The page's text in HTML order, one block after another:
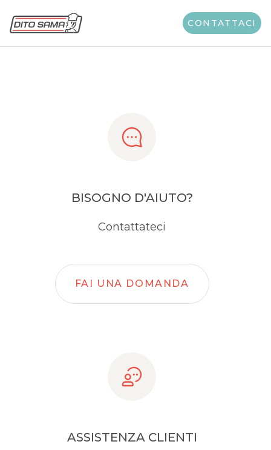
CONTATTACI
Share
BISOGNO D'AIUTO?
Contattateci
FAI UNA DOMANDA
ASSISTENZA CLIENTI